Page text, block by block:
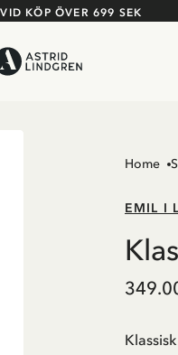
KÖP ÖVER 699 SEK
Home
EMIL I